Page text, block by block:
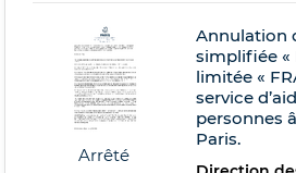
Arrêté
Annulation
simplifiée «
limitée «
service
personnes
Paris.